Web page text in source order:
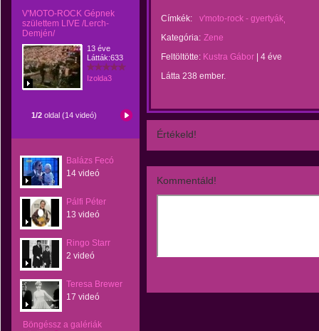
V'MOTO-ROCK Gépnek
születtem LIVE /Lerch-
Demjén/
13 éve
Látták:633
Izolda3
1/2 oldal (14 videó)
Balázs Fecó
14 videó
Pálfi Péter
13 videó
Ringo Starr
2 videó
Teresa Brewer
17 videó
Böngéssz a galériák
Címkék:
v'moto-rock - gyertyák
Kategória: Zene
Feltöltötte: Kustra Gábor
4 éve
Látta 238 ember.
Értékeld!
Kommentáld!